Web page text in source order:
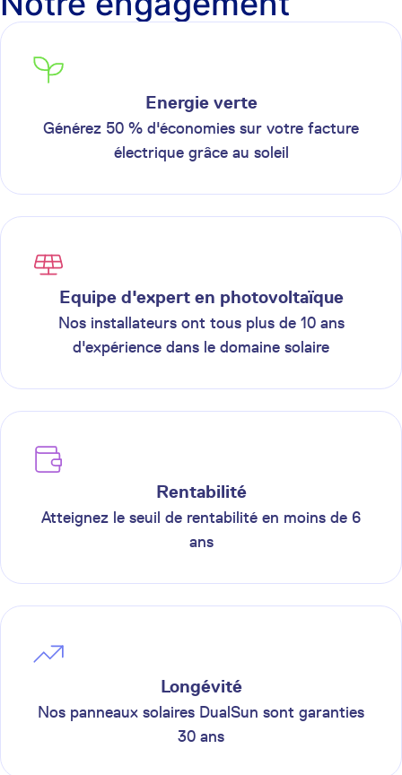
Energie verte
Générez 50 % d'économies sur votre facture
électrique grâce au soleil
Equipe d'expert en photovoltaïque
Nos installateurs ont tous plus de 10 ans
d'expérience dans le domaine solaire
Rentabilité
Atteignez le seuil de rentabilité en moins de 6
ans
Longévité
Nos panneaux solaires DualSun sont garanties
30 ans